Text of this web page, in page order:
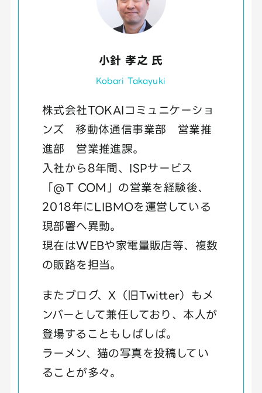
小針 孝之 氏
Kobari Takayuki
株式会社TOKAIコミュニケーショ
ンズ 移動体通信事業部 営業推
進部 営業推進課。
入社から8年間、ISPサービス
「@T COM」の営業を経験後、
2018年にLIBMOを運営している
現部署へ異動。
現在はWEBや家電量販店等、複数
の販路を担当。
またブログ、X（旧Twitter）もメ
ンバーとして兼任しており、本人が
登場することもしばしば。
ラーメン、猫の写真を投稿してい
ることが多々。